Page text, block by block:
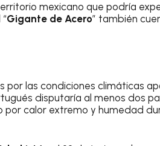
mexicano que podría
Gigante de Acero” también
por las condiciones climáticas
disputaría al menos dos
por calor extremo y humedad